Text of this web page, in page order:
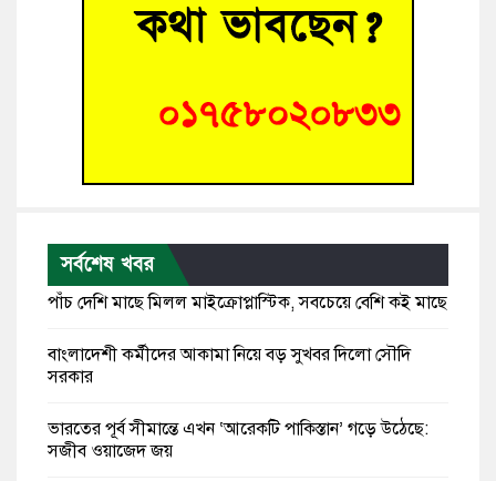
সর্বশেষ খবর
পাঁচ দেশি মাছে মিলল মাইক্রোপ্লাস্টিক, সবচেয়ে বেশি কই মাছে
বাংলাদেশী কর্মীদের আকামা নিয়ে বড় সুখবর দিলো সৌদি
সরকার
ভারতের পূর্ব সীমান্তে এখন ‘আরেকটি পাকিস্তান’ গড়ে উঠেছে:
সজীব ওয়াজেদ জয়